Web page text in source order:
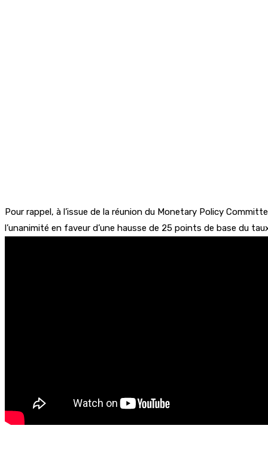
Pour rappel, à l’issue de la réunion du Monetary Policy
l’unanimité en faveur d’une hausse de 25 points de base du